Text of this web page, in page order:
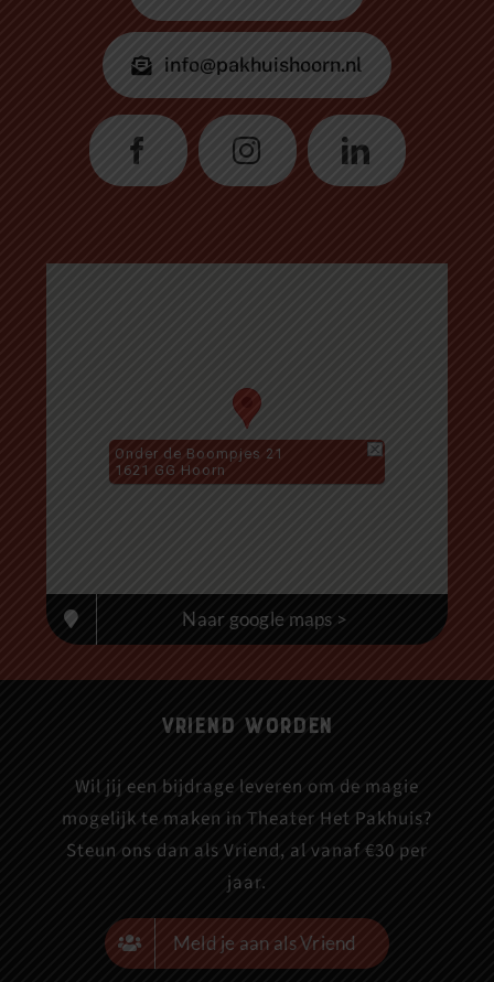
Onder de Boompjes 21
1621 GG Hoorn
Naar google maps >
info@pakhuishoorn.nl
Vriend worden
Wil jij een bijdrage leveren om de magie
mogelijk te maken in Theater Het Pakhuis?
Steun ons dan als Vriend, al vanaf €30 per
jaar.
Meld je aan als Vriend